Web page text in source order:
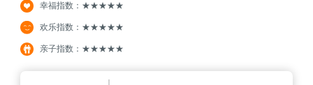
幸福指数：★★★★★
欢乐指数：★★★★★
亲子指数：★★★★★